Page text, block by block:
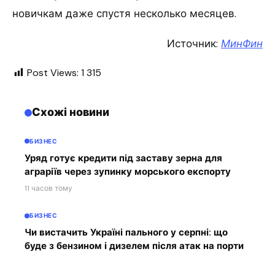
новичкам даже спустя несколько месяцев.
Источник: МинФин
Post Views: 1 315
Схожі новини
БИЗНЕС
Уряд готує кредити під заставу зерна для
аграріїв через зупинку морського експорту
11 часов тому
БИЗНЕС
Чи вистачить Україні пального у серпні: що
буде з бензином і дизелем після атак на порти